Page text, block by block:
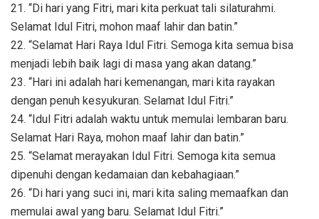
21. “Di hari yang Fitri, mari kita perkuat tali silaturahmi.
Selamat Idul Fitri, mohon maaf lahir dan batin.”
22. “Selamat Hari Raya Idul Fitri. Semoga kita semua bisa
menjadi lebih baik lagi di masa yang akan datang.”
23. “Hari ini adalah hari kemenangan, mari kita rayakan
dengan penuh kesyukuran. Selamat Idul Fitri.”
24. “Idul Fitri adalah waktu untuk memulai lembaran baru.
Selamat Hari Raya, mohon maaf lahir dan batin.”
25. “Selamat merayakan Idul Fitri. Semoga kita semua
dipenuhi dengan kedamaian dan kebahagiaan.”
26. “Di hari yang suci ini, mari kita saling memaafkan dan
memulai awal yang baru. Selamat Idul Fitri.”